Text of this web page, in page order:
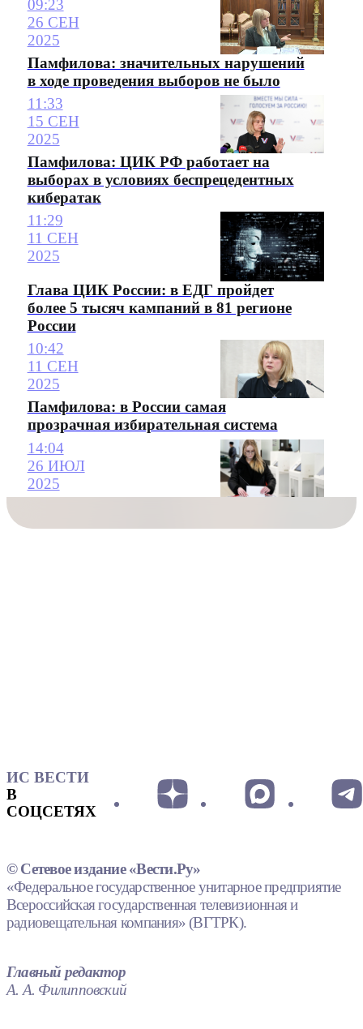
09:23
26 СЕН
2025
Памфилова: значительных нарушений
в ходе проведения выборов не было
11:33
15 СЕН
2025
Памфилова: ЦИК РФ работает на
выборах в условиях беспрецедентных
кибератак
11:29
11 СЕН
2025
Глава ЦИК России: в ЕДГ пройдет
более 5 тысяч кампаний в 81 регионе
России
10:42
11 СЕН
2025
Памфилова: в России самая
прозрачная избирательная система
14:04
26 ИЮЛ
2025
ИС ВЕСТИ
В
СОЦСЕТЯХ
© Сетевое издание «Вести.Ру»
«Федеральное государственное унитарное предприятие
Всероссийская государственная телевизионная и
радиовещательная компания» (ВГТРК).
Главный редактор
А. А. Филипповский